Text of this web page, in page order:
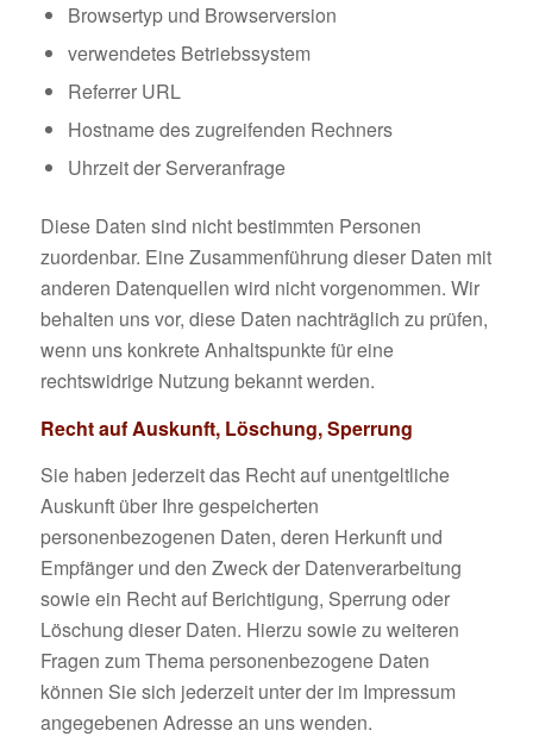
Browsertyp und Browserversion
verwendetes Betriebssystem
Referrer URL
Hostname des zugreifenden Rechners
Uhrzeit der Serveranfrage
Diese Daten sind nicht bestimmten Personen
zuordenbar. Eine Zusammenführung dieser Daten mit
anderen Datenquellen wird nicht vorgenommen. Wir
behalten uns vor, diese Daten nachträglich zu prüfen,
wenn uns konkrete Anhaltspunkte für eine
rechtswidrige Nutzung bekannt werden.
Recht auf Auskunft, Löschung, Sperrung
Sie haben jederzeit das Recht auf unentgeltliche
Auskunft über Ihre gespeicherten
personenbezogenen Daten, deren Herkunft und
Empfänger und den Zweck der Datenverarbeitung
sowie ein Recht auf Berichtigung, Sperrung oder
Löschung dieser Daten. Hierzu sowie zu weiteren
Fragen zum Thema personenbezogene Daten
können Sie sich jederzeit unter der im Impressum
angegebenen Adresse an uns wenden.